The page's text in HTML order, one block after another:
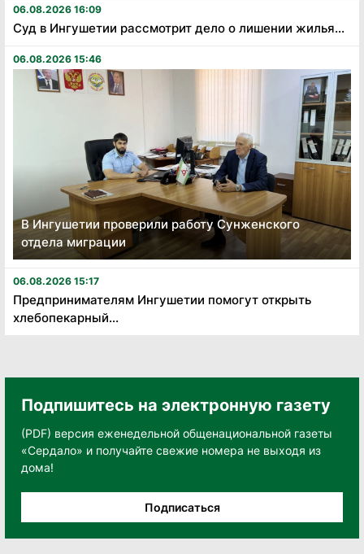
06.08.2026 16:09
Суд в Ингушетии рассмотрит дело о лишении жилья...
06.08.2026 15:46
В Ингушетии проверили работу Сунженского
отдела миграции
06.08.2026 15:17
Предпринимателям Ингушетии помогут открыть
хлебопекарный...
Подпишитесь на электронную газету
(PDF) версия еженедельной общенациональной газеты
«Сердало» и получайте свежие номера не выходя из
дома!
Подписаться